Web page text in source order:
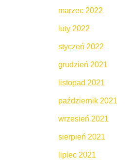
marzec 2022
luty 2022
styczeń 2022
grudzień 2021
listopad 2021
październik 2021
wrzesień 2021
sierpień 2021
lipiec 2021